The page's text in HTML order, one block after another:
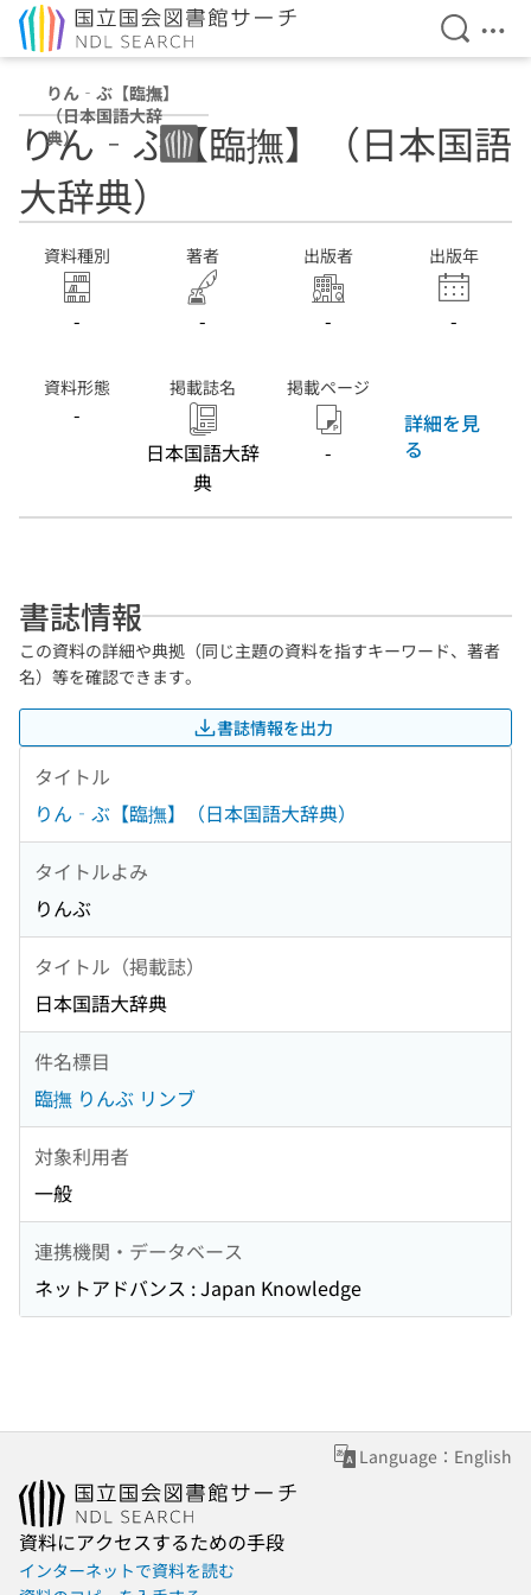
検索を
メ
りん‐ぶ【臨撫】
（日本国語大辞
典）
りん‐ぶ【臨撫】（日本国語
大辞典）
資料種別
-
著者
-
出版者
-
出版年
-
資料形態
-
掲載誌名
日本国語大辞
典
掲載ページ
-
詳細を見
る
書誌情報
この資料の詳細や典拠（同じ主題の資料を指すキーワード、著者
名）等を確認できます。
書誌情報を出力
タイトル
りん‐ぶ【臨撫】（日本国語大辞典）
タイトルよみ
りんぶ
タイトル（掲載誌）
日本国語大辞典
件名標目
臨撫 りんぶ リンブ
対象利用者
一般
連携機関・データベース
ネットアドバンス : Japan Knowledge
Language：English
資料にアクセスするための手段
インターネットで資料を読む